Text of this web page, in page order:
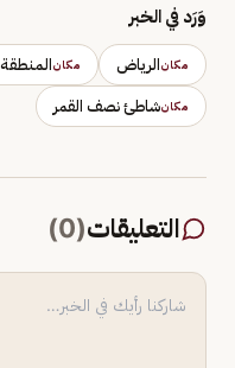
وَرَد في الخبر
مكانالرياض مكان
مكانشاطئ نصف القمر
التعليقات(
0
)